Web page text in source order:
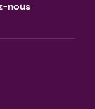
nous